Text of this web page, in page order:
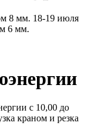
8 мм. 18-19 июля
6 мм.
с 10,00 до
краном и резка